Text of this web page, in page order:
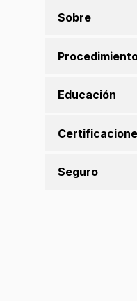
Sobre
Educación
Seguro